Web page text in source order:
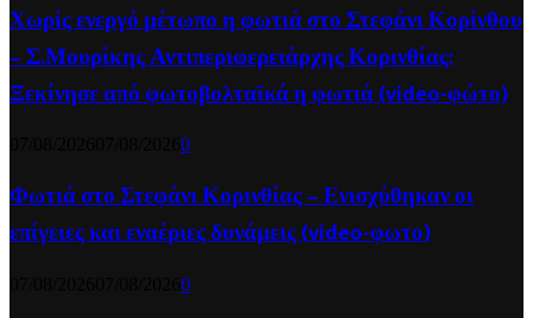
Χωρίς ενεργό μέτωπο η φωτιά στο Στεφάνι Κορίνθου
– Σ.Μουρίκης Αντιπεριφερειάρχης Κορινθίας:
Ξεκίνησε από φωτοβολταϊκά η φωτιά (video-φώτο)
0
Φωτιά στο Στεφάνι Κορινθίας – Ενισχύθηκαν οι
επίγειες και εναέριες δυνάμεις (video-φωτο)
0